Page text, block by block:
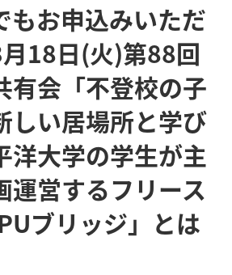
もお申込みいただ
18日(火)第88回
有会「不登校の子
しい居場所と学び
洋大学の学生が主
運営するフリース
ブリッジ」とは